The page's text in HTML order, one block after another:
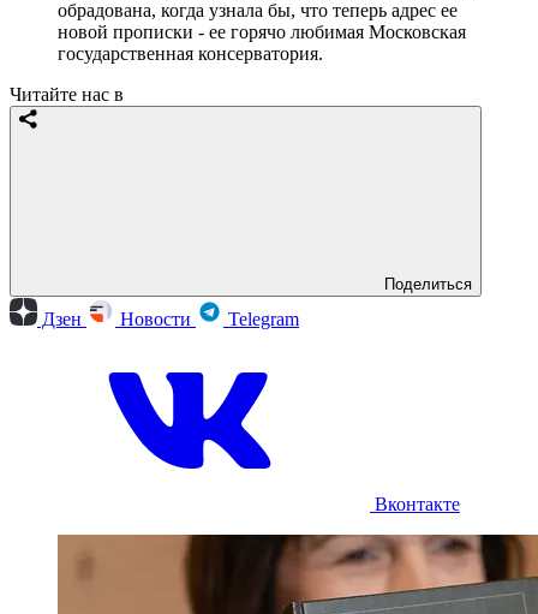
обрадована, когда узнала бы, что теперь адрес ее
новой прописки - ее горячо любимая Московская
государственная консерватория.
Читайте нас в
Поделиться
Дзен Новости Telegram
Вконтакте